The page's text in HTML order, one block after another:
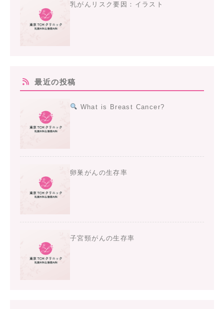
乳がんリスク要因：イラスト
最近の投稿
What is Breast Cancer?
卵巣がんの生存率
子宮頸がんの生存率